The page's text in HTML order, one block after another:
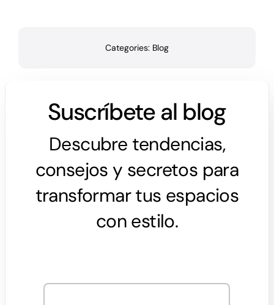
Categories: Blog
Suscríbete al blog
Descubre tendencias,
consejos y secretos para
transformar tus espacios
con estilo.